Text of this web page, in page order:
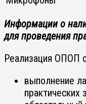
Информации о
для проведения
Реализация ОПОП
выполнение
практических